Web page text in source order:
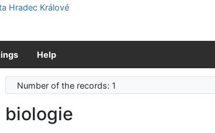
Help
Number of the records: 1
biologie